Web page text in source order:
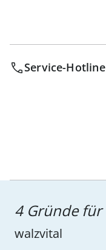
Service-Hotline
4 Gründe für
walzvital